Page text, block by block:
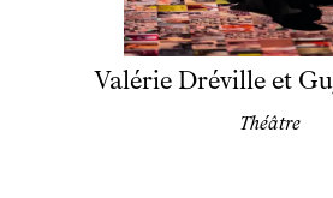
Valérie Dréville et
Théâtre